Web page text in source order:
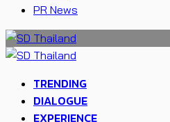
PR News
TRENDING
DIALOGUE
EXPERIENCE